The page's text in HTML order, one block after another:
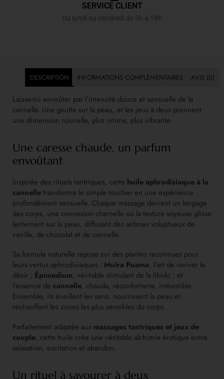
SERVICE CLIENT
Du lundi au vendredi de 9h à 18h
DESCRIPTION INFORMATIONS COMPLÉMENTAIRES AVIS (0)
Laisse-toi envoûter par l’intensité douce et sensuelle de la
cannelle. Une goutte sur la peau, et les jeux à deux prennent
une dimension nouvelle, plus intime, plus vibrante.
Une caresse chaude, un parfum
envoûtant
Inspirée des rituels tantriques, cette huile aphrodisiaque à la
cannelletransforme le simple toucher en une expérience
profondément sensuelle. Chaque massage devient un langage
des corps, une connexion charnelle où la texture soyeuse glisse
lentement sur la peau, diffusant des arômes voluptueux de
vanille, de chocolat et de cannelle.
Sa formule naturelle repose sur des plantes reconnues pour
leurs vertus aphrodisiaques : Muira Puama, l’art de raviver le
désir ; Épimedium, véritable stimulant de la libido ; et
l’essence de cannelle, chaude, réconfortante, irrésistible.
Ensemble, ils éveillent les sens, nourrissent la peau et
réchauffent les zones les plus sensibles du corps.
Parfaitement adaptée aux massages tantriques et jeux de
couple, cette huile crée une véritable alchimie érotique entre
relaxation, excitation et abandon.
Un rituel à savourer à deux